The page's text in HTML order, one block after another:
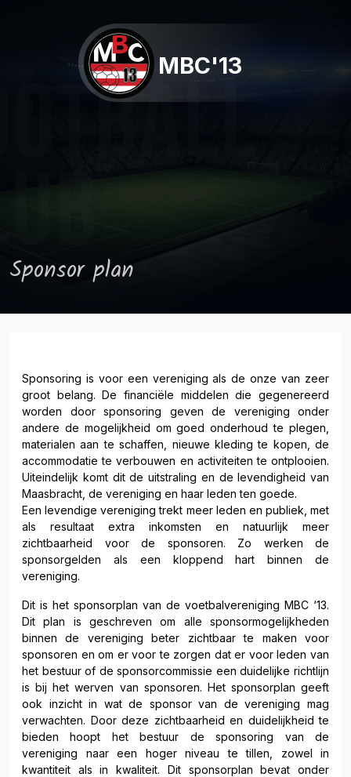
MBC'13
Sponsor plan
Sponsoring is voor een vereniging als de onze van zeer
groot belang. De financiële middelen die gegenereerd
worden door sponsoring geven de vereniging onder
andere de mogelijkheid om goed onderhoud te plegen,
materialen aan te schaffen, nieuwe kleding te kopen, de
accommodatie te verbouwen en activiteiten te ontplooien.
Uiteindelijk komt dit de uitstraling en de levendigheid van
Maasbracht, de vereniging en haar leden ten goede.
Een levendige vereniging trekt meer leden en publiek, met
als resultaat extra inkomsten en natuurlijk meer
zichtbaarheid voor de sponsoren. Zo werken de
sponsorgelden als een kloppend hart binnen de
vereniging.
Dit is het sponsorplan van de voetbalvereniging MBC ‘13.
Dit plan is geschreven om alle sponsormogelijkheden
binnen de vereniging beter zichtbaar te maken voor
sponsoren en om er voor te zorgen dat er voor leden van
het bestuur of de sponsorcommissie een duidelijke richtlijn
is bij het werven van sponsoren. Het sponsorplan geeft
ook inzicht in wat de sponsor van de vereniging mag
verwachten. Door deze zichtbaarheid en duidelijkheid te
bieden hoopt het bestuur de sponsoring van de
vereniging naar een hoger niveau te tillen, zowel in
kwantiteit als in kwaliteit. Dit sponsorplan bevat onder